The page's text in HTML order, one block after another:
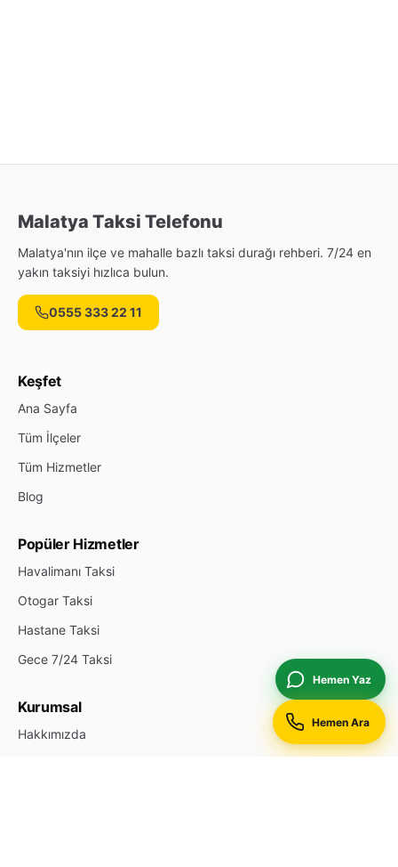
Malatya Taksi Telefonu
Malatya'nın ilçe ve mahalle bazlı taksi durağı rehberi. 7/24 en
yakın taksiyi hızlıca bulun.
0555 333 22 11
Keşfet
Ana Sayfa
Tüm İlçeler
Tüm Hizmetler
Blog
Popüler Hizmetler
Havalimanı Taksi
Otogar Taksi
Hastane Taksi
Gece 7/24 Taksi
Kurumsal
Hakkımızda
Hemen Yaz
Hemen Ara